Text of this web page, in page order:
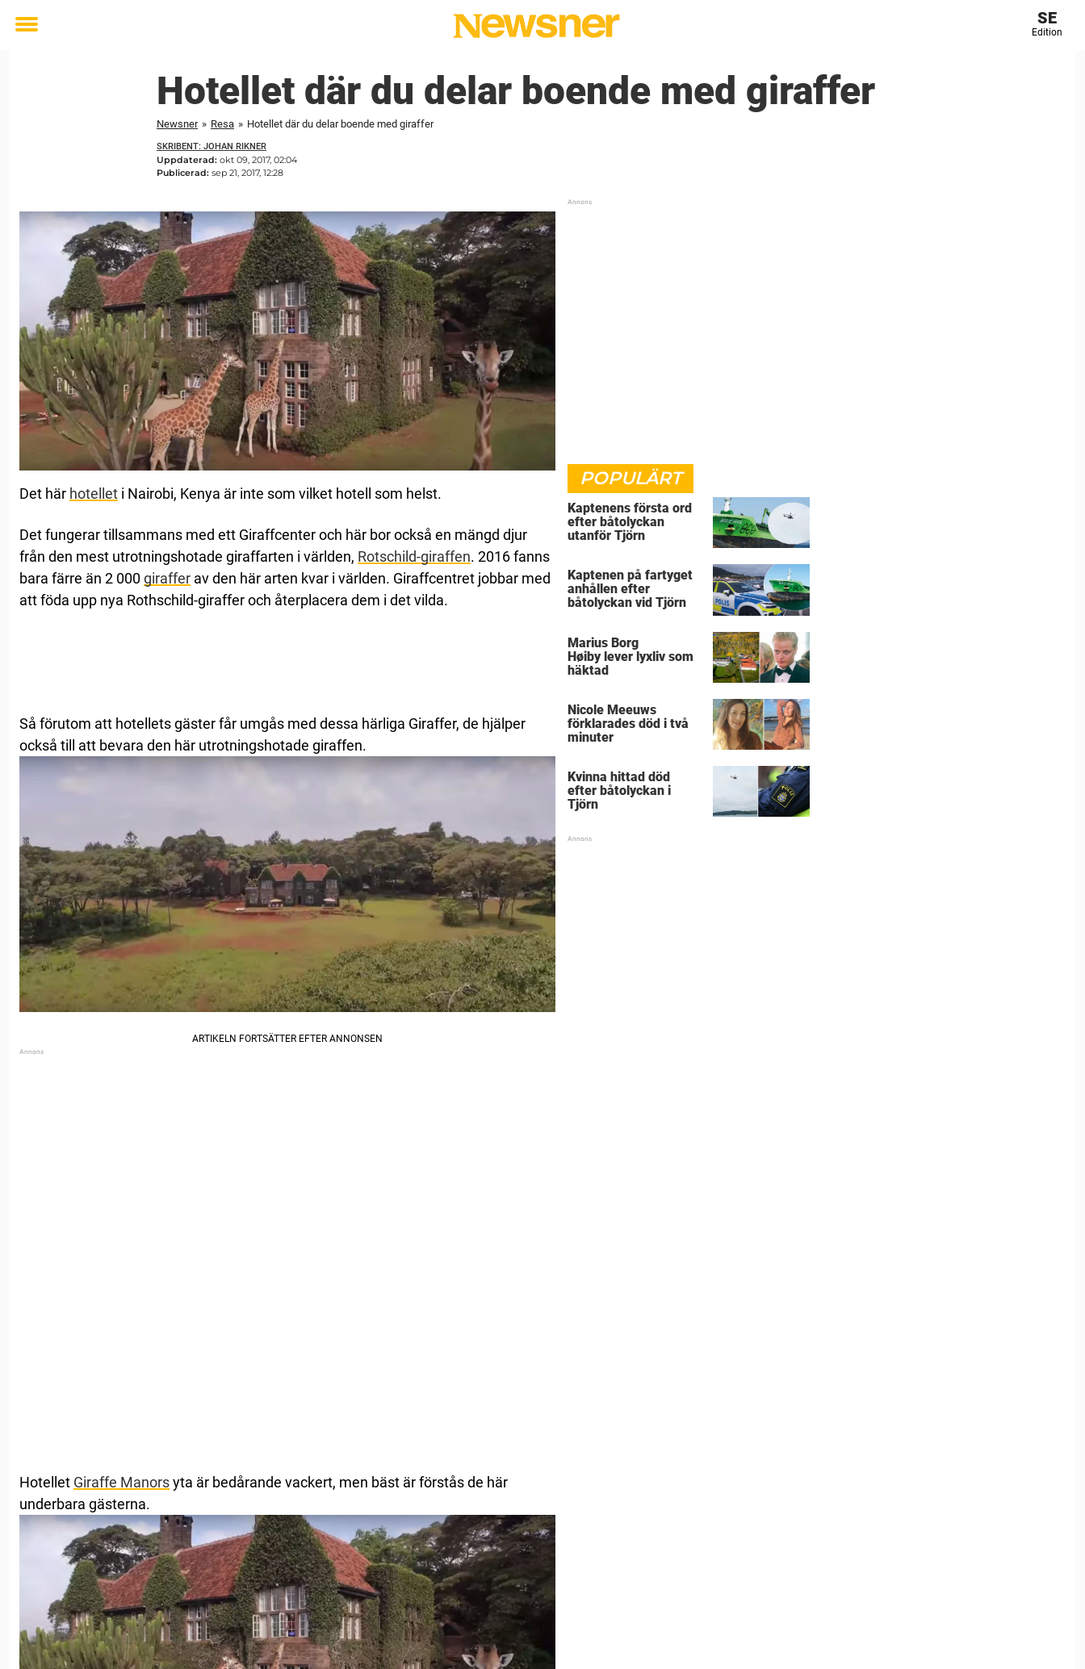
Toggle
SE
Edition
Hotellet där du delar boende med giraffer
Newsner » Resa » Hotellet där du delar boende med giraffer
SKRIBENT: JOHAN RIKNER
Uppdaterad: okt 09, 2017, 02:04
Publicerad: sep 21, 2017, 12:28
Det här hotellet i Nairobi, Kenya är inte som vilket hotell som helst.
Det fungerar tillsammans med ett Giraffcenter och här bor också en mängd djur
från den mest utrotningshotade giraffarten i världen, Rotschild-giraffen. 2016 fanns
bara färre än 2 000giraffer av den här arten kvar i världen. Giraffcentret jobbar med
att föda upp nya Rothschild-giraffer och återplacera dem i det vilda.
Så förutom att hotellets gäster får umgås med dessa härliga Giraffer, de hjälper
också till att bevara den här utrotningshotade giraffen.
Hotellet Giraffe Manorsyta är bedårande vackert, men bäst är förstås de här
underbara gästerna.
POPULÄRT
Kaptenens första ord
efter båtolyckan
utanför Tjörn
Kaptenen på fartyget
anhållen efter
båtolyckan vid Tjörn
Marius Borg
Høiby lever lyxliv som
häktad
Nicole Meeuws
förklarades död i två
minuter
Kvinna hittad död
efter båtolyckan i
Tjörn